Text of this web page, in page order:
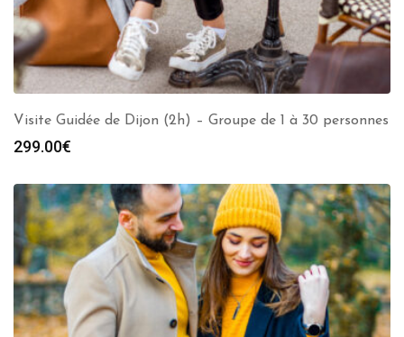
Visite Guidée de Dijon (2h) – Groupe de 1 à 30 personnes
299.00€